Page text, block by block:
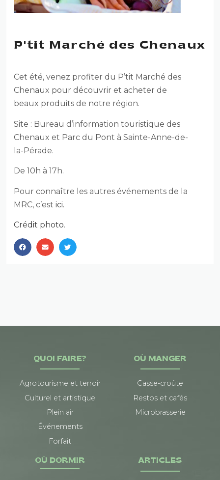
P'tit Marché des Chenaux
Cet été, venez profiter du P’tit Marché des
Chenaux pour découvrir et acheter de
beaux produits de notre région.
Site : Bureau d’information touristique des
Chenaux et Parc du Pont à Sainte-Anne-de-
la-Pérade.
De 10h à 17h.
Pour connaître les autres événements de la
MRC, c’estici.
Crédit photo.
QUOI FAIRE?
Agrotourisme et terroir
Culturel et artistique
Plein air
Événements
Forfait
OÙ MANGER
Casse-croûte
Restos et cafés
Microbrasserie
OÙ DORMIR ARTICLES